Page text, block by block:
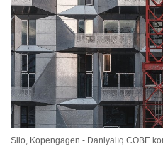
Silo, Kopengagen - Daniyalıq COBE